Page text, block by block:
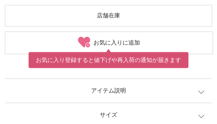
店舗在庫
お気に入りに追加
お気に入り登録すると値下げや再入荷の通知が届きます
アイテム説明
サイズ